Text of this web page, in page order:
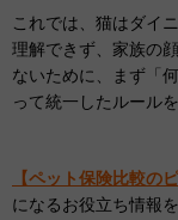
これでは、猫はダイ
理解できず、家族の
ないために、まず「
って統一したルール
【ペット保険比較の
になるお役立ち情報